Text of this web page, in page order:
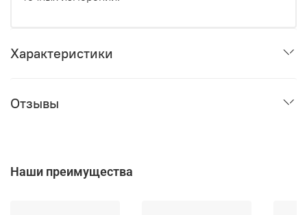
Характеристики
Отзывы
Наши преимущества